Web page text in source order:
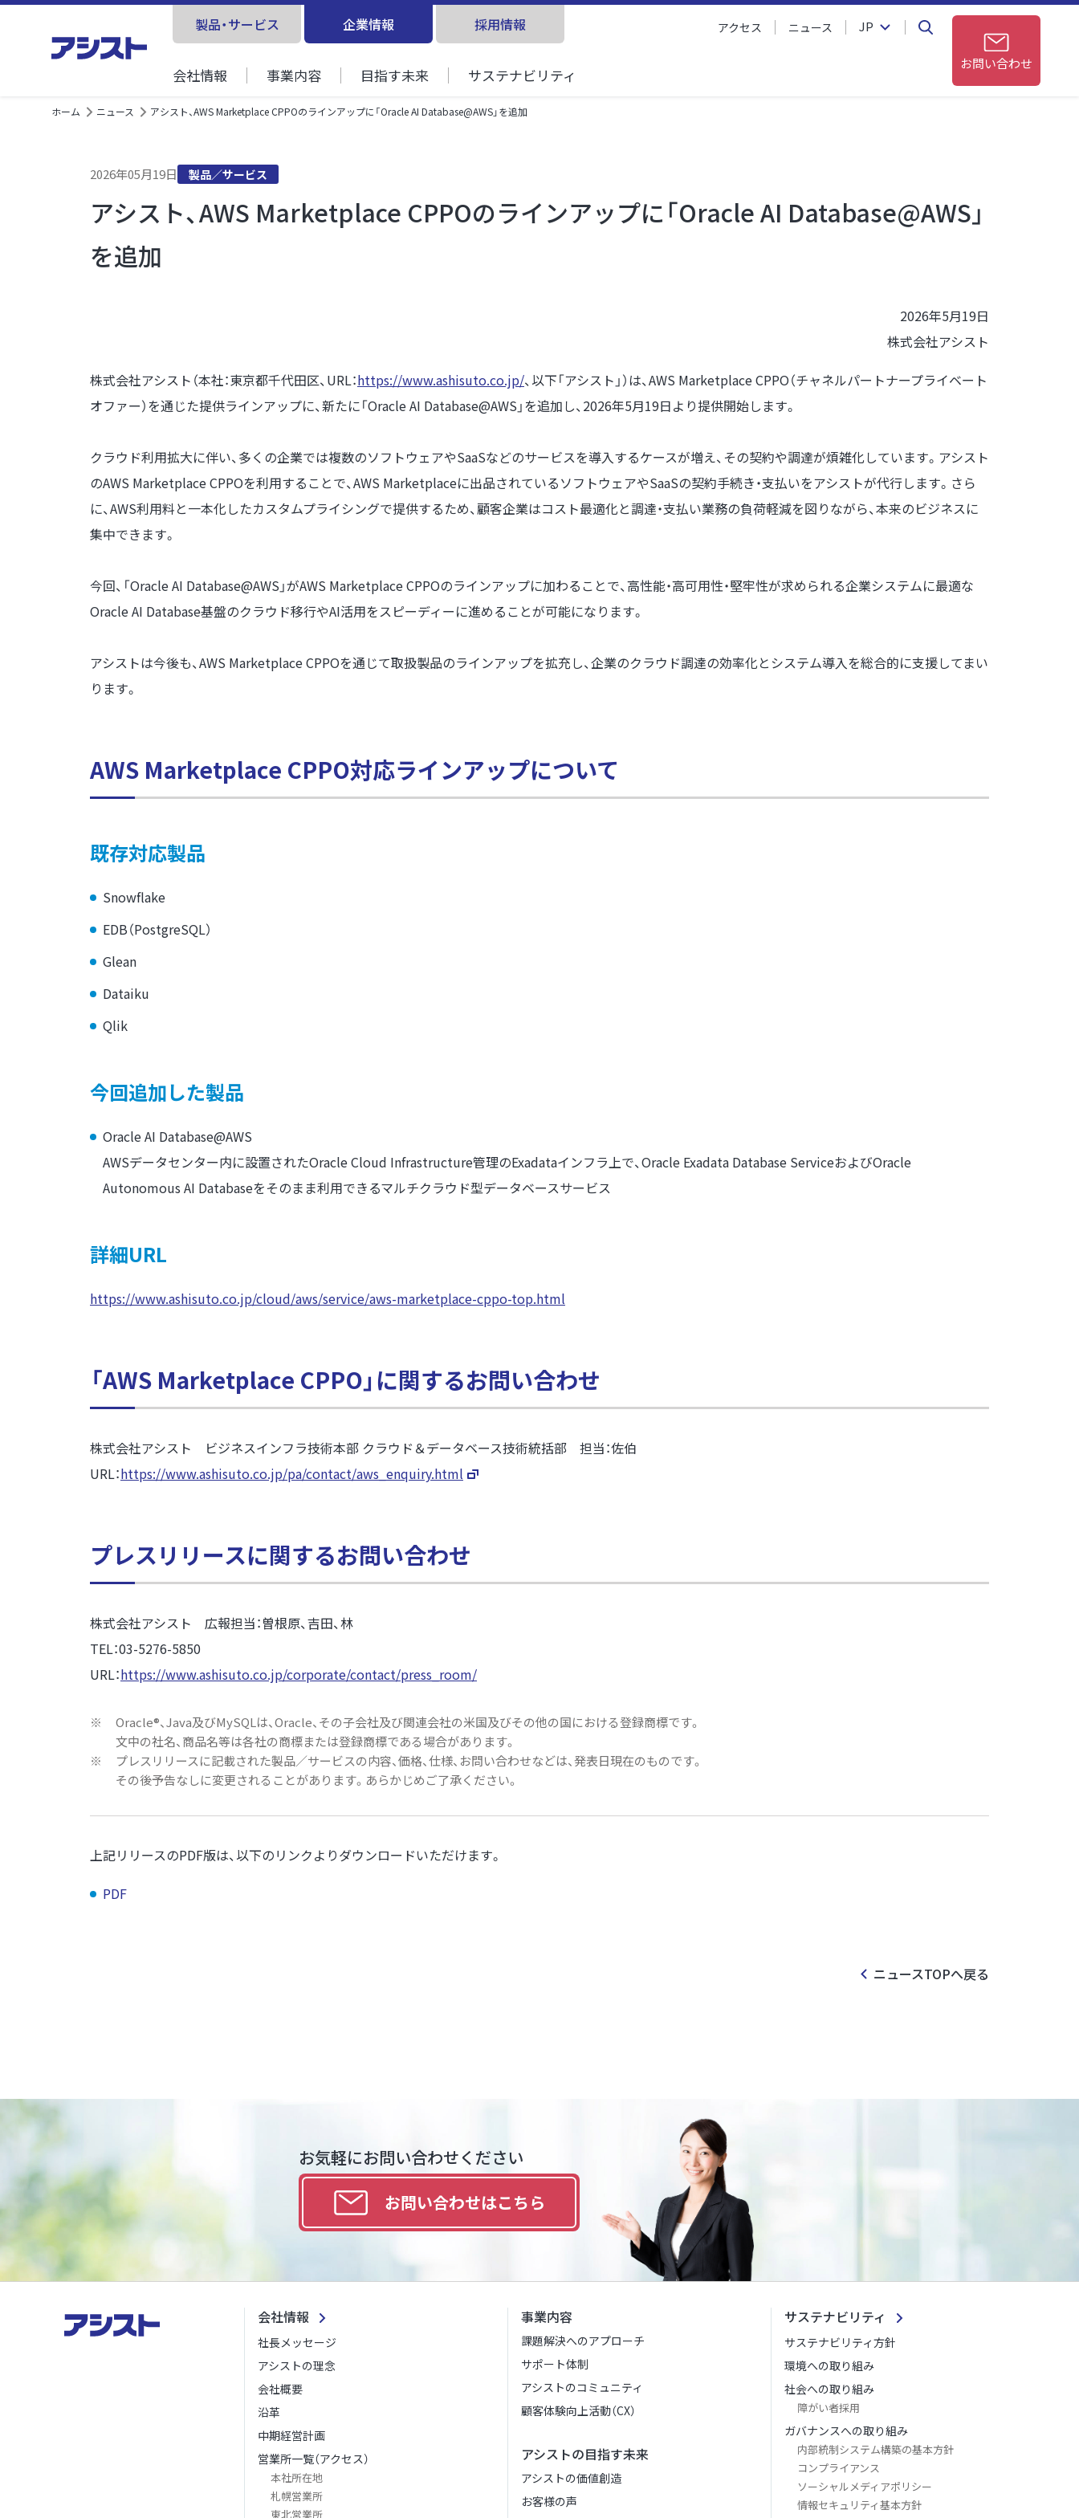
企業情報
会社情報 事業内容 目指す未来 サステナビリティ
製品・サービス 採用情報 アクセス ニュース JP
お問い合わせ
ホーム ニュース アシスト、AWS Marketplace CPPOのラインアップに「Oracle AI Database@AWS」を追加
2026年05月19日 製品／サービス
アシスト、AWS Marketplace CPPOのラインアップに「Oracle AI Database@AWS」
を追加
2026年5月19日
株式会社アシスト
株式会社アシスト（本社：東京都千代田区、URL：https://www.ashisuto.co.jp/、以下「アシスト」）は、AWS Marketplace CPPO（チャネルパートナープライベート
オファー）を通じた提供ラインアップに、新たに「Oracle AI Database@AWS」を追加し、2026年5月19日より提供開始します。
クラウド利用拡大に伴い、多くの企業では複数のソフトウェアやSaaSなどのサービスを導入するケースが増え、その契約や調達が煩雑化しています。アシスト
のAWS Marketplace CPPOを利用することで、AWS Marketplaceに出品されているソフトウェアやSaaSの契約手続き・支払いをアシストが代行します。さら
に、AWS利用料と一本化したカスタムプライシングで提供するため、顧客企業はコスト最適化と調達・支払い業務の負荷軽減を図りながら、本来のビジネスに
集中できます。
今回、「Oracle AI Database@AWS」がAWS Marketplace CPPOのラインアップに加わることで、高性能・高可用性・堅牢性が求められる企業システムに最適な
Oracle AI Database基盤のクラウド移行やAI活用をスピーディーに進めることが可能になります。
アシストは今後も、AWS Marketplace CPPOを通じて取扱製品のラインアップを拡充し、企業のクラウド調達の効率化とシステム導入を総合的に支援してまい
ります。
AWS Marketplace CPPO対応ラインアップについて
既存対応製品
Snowflake
EDB（PostgreSQL）
Glean
Dataiku
Qlik
今回追加した製品
Oracle AI Database@AWS
AWSデータセンター内に設置されたOracle Cloud Infrastructure管理のExadataインフラ上で、Oracle Exadata Database ServiceおよびOracle
Autonomous AI Databaseをそのまま利用できるマルチクラウド型データベースサービス
詳細URL
https://www.ashisuto.co.jp/cloud/aws/service/aws-marketplace-cppo-top.html
「AWS Marketplace CPPO」に関するお問い合わせ
株式会社アシスト ビジネスインフラ技術本部 クラウド＆データベース技術統括部 担当：佐伯
URL：https://www.ashisuto.co.jp/pa/contact/aws_enquiry.html
プレスリリースに関するお問い合わせ
株式会社アシスト 広報担当：曽根原、吉田、林
TEL：03-5276-5850
URL：https://www.ashisuto.co.jp/corporate/contact/press_room/
※
Oracle®、Java及びMySQLは、Oracle、その子会社及び関連会社の米国及びその他の国における登録商標です。
文中の社名、商品名等は各社の商標または登録商標である場合があります。
※
プレスリリースに記載された製品／サービスの内容、価格、仕様、お問い合わせなどは、発表日現在のものです。
その後予告なしに変更されることがあります。あらかじめご了承ください。
上記リリースのPDF版は、以下のリンクよりダウンロードいただけます。
PDF
ニュースTOPへ戻る
お気軽にお問い合わせください
お問い合わせはこちら
会社情報
社長メッセージ
アシストの理念
会社概要
沿革
中期経営計画
営業所一覧（アクセス）
本社所在地
札幌営業所
東北営業所
事業内容
課題解決へのアプローチ
サポート体制
アシストのコミュニティ
顧客体験向上活動（CX）
アシストの目指す未来
アシストの価値創造
お客様の声
サステナビリティ
サステナビリティ方針
環境への取り組み
社会への取り組み
障がい者採用
ガバナンスへの取り組み
内部統制システム構築の基本方針
コンプライアンス
ソーシャルメディアポリシー
情報セキュリティ基本方針